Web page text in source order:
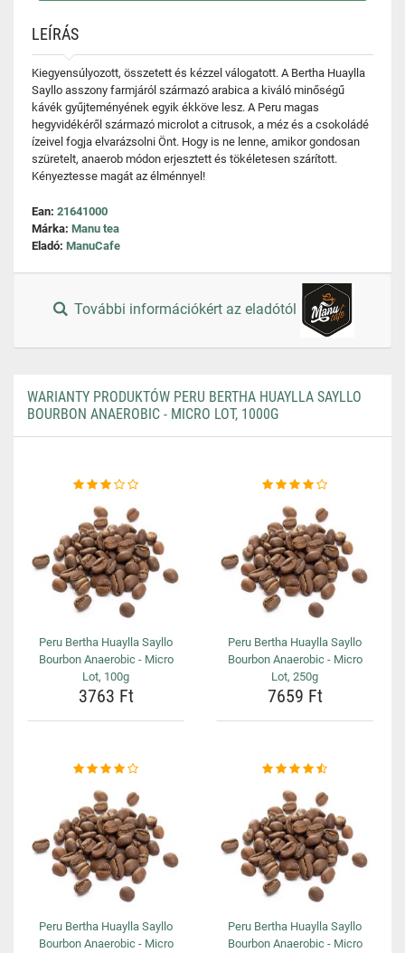
LEÍRÁS
Kiegyensúlyozott, összetett és kézzel válogatott. A Bertha Huaylla
Sayllo asszony farmjáról származó arabica a kiváló minőségű
kávék gyűjteményének egyik ékköve lesz. A Peru magas
hegyvidékéről származó microlot a citrusok, a méz és a csokoládé
ízeivel fogja elvarázsolni Önt. Hogy is ne lenne, amikor gondosan
szüretelt, anaerob módon erjesztett és tökéletesen szárított.
Kényeztesse magát az élménnyel!
Ean: 21641000
Márka: Manu tea
Eladó: ManuCafe
További információkért az eladótól
WARIANTY PRODUKTÓW PERU BERTHA HUAYLLA SAYLLO
BOURBON ANAEROBIC - MICRO LOT, 1000G
Peru Bertha Huaylla Sayllo
Bourbon Anaerobic - Micro
Lot, 100g
3763 Ft
Peru Bertha Huaylla Sayllo
Bourbon Anaerobic - Micro
Lot, 250g
7659 Ft
Peru Bertha Huaylla Sayllo
Bourbon Anaerobic - Micro
Peru Bertha Huaylla Sayllo
Bourbon Anaerobic - Micro